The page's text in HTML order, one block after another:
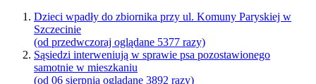
Dzieci wpadły do zbiornika przy ul. Komuny Paryskiej w
Szczecinie
(od przedwczoraj oglądane 5377 razy)
Sąsiedzi interweniują w sprawie psa pozostawionego
samotnie w mieszkaniu
(od 06 sierpnia oglądane 3892 razy)